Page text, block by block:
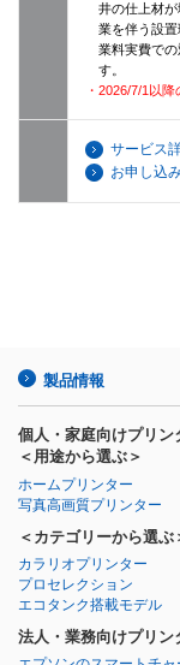
井の仕上材
業を伴う設
業料実費で
す。
・2026/7/1以
サービス
お申し込
製品情報
個人・家庭向けプリン
＜用途から選ぶ＞
ホームプリンター
写真高画質プリンター
＜カテゴリーから選ぶ
カラリオプリンター
プロセレクション
エコタンク搭載モデル
法人・業務向けプリン